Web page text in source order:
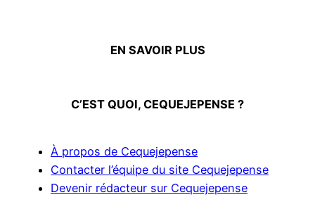
EN SAVOIR PLUS
C’EST QUOI, CEQUEJEPENSE ?
À propos de Cequejepense
Contacter l’équipe du site Cequejepense
Devenir rédacteur sur Cequejepense